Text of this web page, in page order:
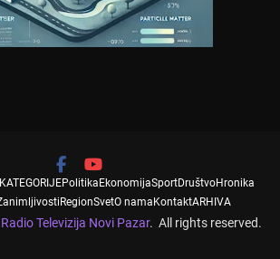
KATEGORIJEPolitika EkonomijaSportDruštvoHronika
RegionSvetO nama KontaktARHIVA
Radio Televizija Novi Pazar. All rights reserved.